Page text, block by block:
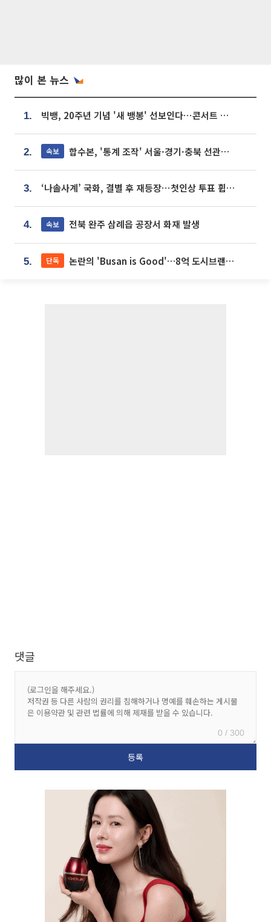
많이 본 뉴스
1. 빅뱅, 20주년 기념 '새 뱅봉' 선보인다⋯콘서트 앞두고 팝업 개최
2. 속보 합수본, '통계 조작' 서울·경기·충북 선관위 등 추가 압수수색
3. ‘나솔사계’ 국화, 결별 후 재등장⋯첫인상 투표 휩쓸고 ‘인기녀’ 등극
4. 속보 전북 완주 삼례읍 공장서 화재 발생
5. 단독 논란의 'Busan is Good'…8억 도시브랜드, 용산 대통령실 CI 업체가 수행
댓글
0 / 300